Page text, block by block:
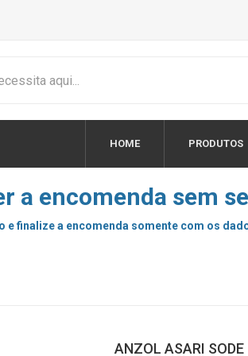
HOME PRODUTOS
a encomenda sem
e finalize a encomenda somente com os
ANZOL ASARI SODE